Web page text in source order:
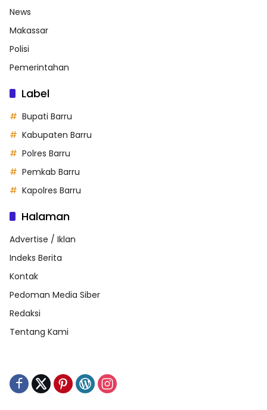
News
Makassar
Polisi
Pemerintahan
Label
Bupati Barru
Kabupaten Barru
Polres Barru
Pemkab Barru
Kapolres Barru
Halaman
Advertise / Iklan
Indeks Berita
Kontak
Pedoman Media Siber
Redaksi
Tentang Kami